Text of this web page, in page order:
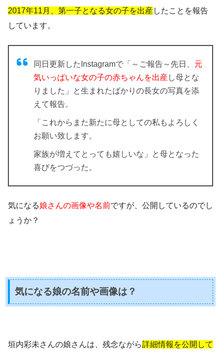
2017年11月、第一子となる女の子を出産 したことを報告
しています。
同日更新したInstagramで「～ご報告～先日、 元
気いっぱいな女の子の赤ちゃんを出産し母とな
りました」と生まれたばかりの長女の写真を添
えて報告。
「これからまた新たに母としての私もよろしく
お願い致します。
家族が増えてとっても嬉しいな」と母となった
喜びをつづった。
気になる娘さんの画像や名前ですが、公開しているのでし
ょうか？
気になる娘の名前や画像は？
垣内彩未さんの娘さんは、残念ながら詳細情報を公開して